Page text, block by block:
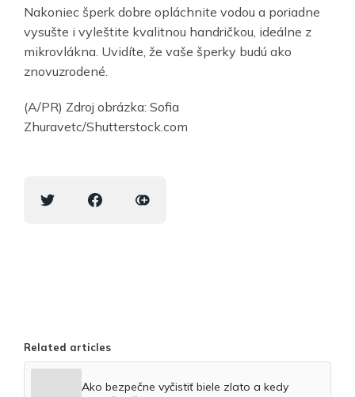
Nakoniec šperk dobre opláchnite vodou a poriadne
vysušte i vyleštite kvalitnou handričkou, ideálne z
mikrovlákna. Uvidíte, že vaše šperky budú ako
znovuzrodené.
(A/PR) Zdroj obrázka: Sofia
Zhuravetc/Shutterstock.com
Related articles
Ako bezpečne vyčistiť biele zlato a kedy